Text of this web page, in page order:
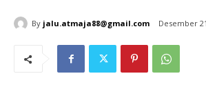
By jalu.atmaja88@gmail.com Desember